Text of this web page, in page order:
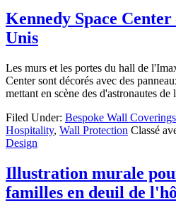
Kennedy Space
Unis
Les murs et les portes du hall de
Center sont décorés avec des
mettant en scène des d'astronautes
Filed Under: Bespoke Wall Coverings
Hospitality, Wall Protection Classé
Design
Illustration murale
familles en deuil de